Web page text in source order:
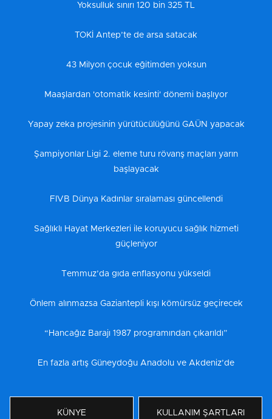
Yoksulluk sınırı 120 bin 325 TL
TOKİ Antep’te de arsa satacak
43 Milyon çocuk eğitimden yoksun
Maaşlardan 'otomatik kesinti' dönemi başlıyor
Yapay zeka projesinin yürütücülüğünü GAÜN yapacak
Şampiyonlar Ligi 2. eleme turu rövanş maçları yarın
başlayacak
FIVB Dünya Kadınlar sıralaması güncellendi
Sağlıklı Hayat Merkezleri ile koruyucu sağlık hizmeti
güçleniyor
Temmuz’da gıda enflasyonu yükseldi
Önlem alınmazsa Gaziantepli kışı kömürsüz geçirecek
“Hancağız Barajı 1987 programından çıkarıldı”
En fazla artış Güneydoğu Anadolu ve Akdeniz’de
KÜNYE KULLANIM ŞARTLARI